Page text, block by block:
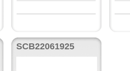
SCB22061925